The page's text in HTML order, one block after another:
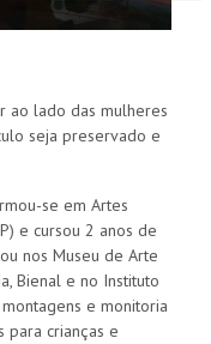
ao lado das mulheres
seja preservado e
se em Artes
e cursou 2 anos de
nos Museu de Arte
Bienal e no Instituto
e monitoria
para crianças e